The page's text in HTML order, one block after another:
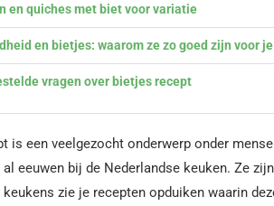
en quiches met biet voor variatie
en bietjes: waarom ze zo goed zijn voor je
vragen over bietjes recept
is een veelgezocht onderwerp onder
al eeuwen bij de Nederlandse keuken. Ze
zie je recepten opduiken waarin